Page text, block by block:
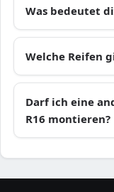
Was bedeutet
Welche Reifen
Darf ich eine
R16 montieren?